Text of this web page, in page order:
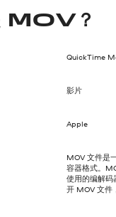
MOV？
QuickTime
影片
Apple
MOV 文件是
容器格式。
使用的编解码
开 MOV 文件